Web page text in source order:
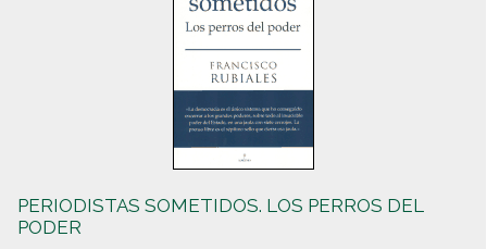
PERIODISTAS SOMETIDOS. LOS PERROS DEL
PODER